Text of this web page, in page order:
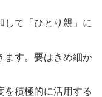
して「ひとり親」に
ます。要はきめ細か
を積極的に活用する